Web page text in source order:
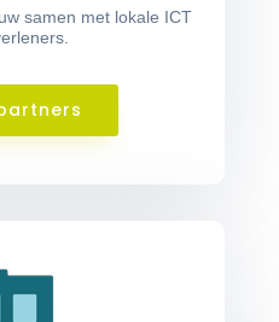
samen met lokale ICT